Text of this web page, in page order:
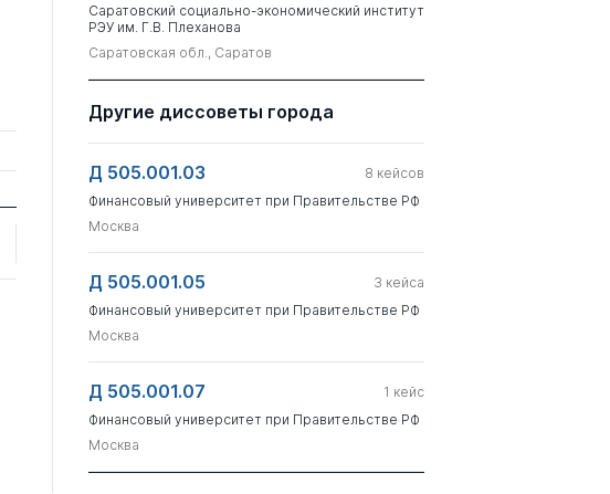
Саратовский социально-экономический институт
РЭУ им. Г.В. Плеханова
Саратовская обл., Саратов
Другие диссоветы города
Д 505.001.03 8 кейсов
Финансовый университет при Правительстве РФ
Москва
Д 505.001.05 3 кейса
Финансовый университет при Правительстве РФ
Москва
Д 505.001.07 1 кейс
Финансовый университет при Правительстве РФ
Москва